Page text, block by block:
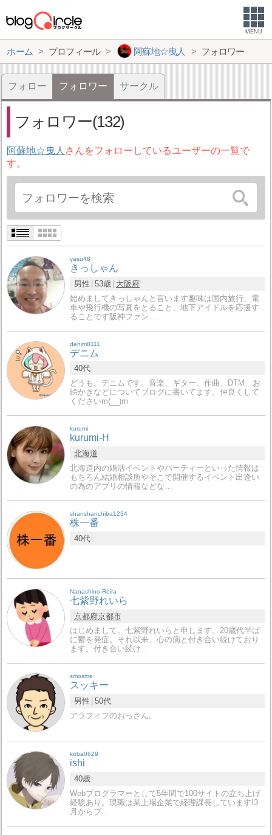
MENU
ホーム プロフィール 阿蘇地☆曳人 フォロワー
フォロー フォロワー サークル
フォロワー(132)
阿蘇地☆曳人 さんをフォローしているユーザーの一覧で
す。
yasu48
きっしゃん
男性 53歳
大阪府
始めましてきっしゃんと言います趣味は国内旅行、電
車や飛行機の写真をとること、地下アイドルを応援す
ることです阪神ファン…
denim8111
デニム
40代
どうも、デニムです。音楽、ギター、作曲、DTM、お
絵かきなどについてブログに書いてます。仲良くして
くださいm(__)m
kurumi
kurumi-H
北海道
北海道内の婚活イベントやパーティーといった情報は
もちろん結婚相談所やそこで開催するイベント出逢い
の為のアプリの情報などな…
shanshanchiba1234
株一番
40代
Nanashino-Reira
七紫野れいら
京都府京都市
はじめまして。七紫野れいらと申します。20歳代半ば
に鬱を発症。それ以来、心の病と付き合い続けており
ます。付き合い続け…
smosme
スッキー
男性 50代
アラフィフのおっさん。
koba0629
ishi
40歳
Webプログラマーとして5年間で100サイトの立ち上げ
経験あり。現職は某上場企業で経理課長しています!3
月からブ…